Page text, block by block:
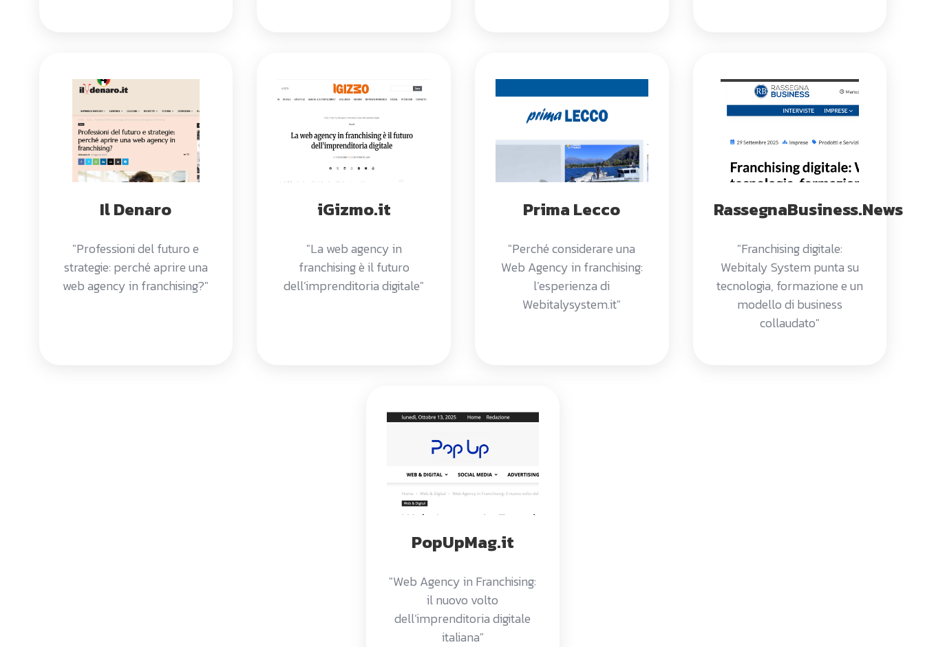
Il Denaro
"Professioni del futuro e
strategie: perché aprire una
web agency in franchising?"
iGizmo.it
"La web agency in
franchising è il futuro
dell’imprenditoria digitale"
Prima Lecco
"Perché considerare una
Web Agency in franchising:
l’esperienza di
Webitalysystem.it"
RassegnaBusiness.News
"Franchising digitale:
Webitaly System punta su
tecnologia, formazione e un
modello di business
collaudato"
PopUpMag.it
"Web Agency in Franchising:
il nuovo volto
dell’imprenditoria digitale
italiana"